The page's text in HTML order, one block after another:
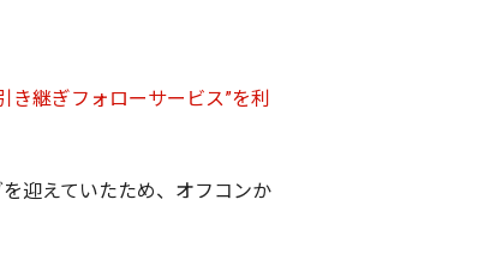
き継ぎフォローサービス”を利
迎えていたため、オフコンか